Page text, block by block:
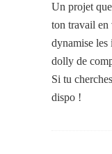
Un projet
ton travail en
dynamise
dolly de
Si tu
dispo !